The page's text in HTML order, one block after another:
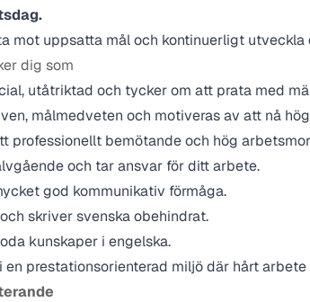
mot uppsatta mål och kontinuerligt utveckla
dig som
utåtriktad och tycker om att prata med
målmedveten och motiveras av att nå
professionellt bemötande och hög
och tar ansvar för ditt arbete.
god kommunikativ förmåga.
skriver svenska obehindrat.
kunskaper i engelska.
en prestationsorienterad miljö där hårt arbete